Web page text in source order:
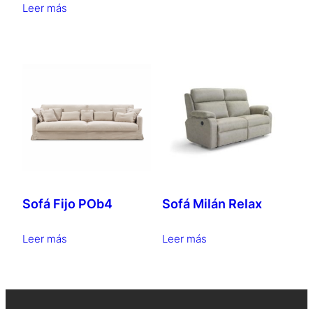
Leer más
Sofá Fijo POb4
Leer más
Sofá Milán Relax
Leer más